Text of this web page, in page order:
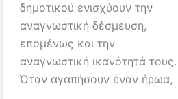
δημοτικού ενισχύουν την
αναγνωστική δέσμευση,
επομένως και την
αναγνωστική ικανότητά τους.
Όταν αγαπήσουν έναν ήρωα,